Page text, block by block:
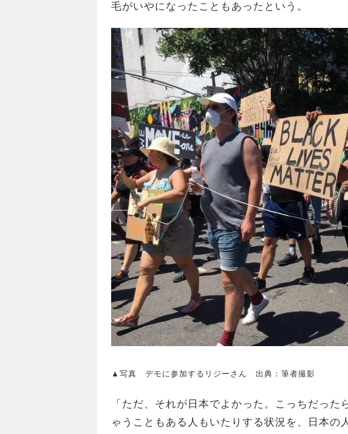
毛がいやになったこともあったという。
▲写真 デモに参加するリジーさん 出典：筆者撮影
「ただ、それが日本でよかった。こっちだっ
ゃうこともある人もいたりする状況を、日本の